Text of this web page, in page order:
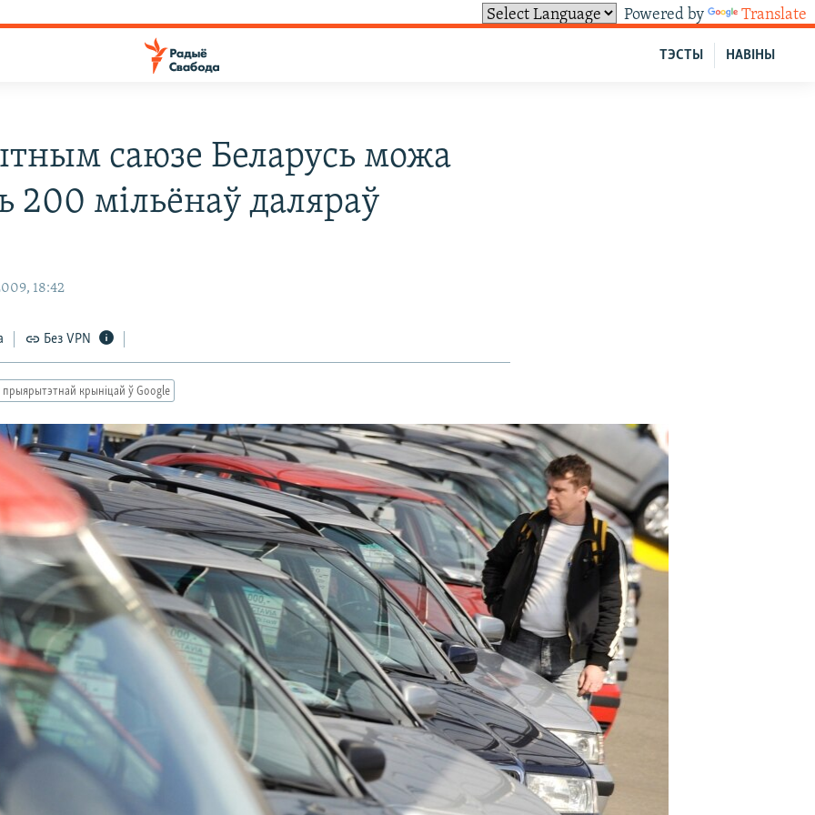
Powered by Translate
НАВІНЫ
ТЭСТЫ
саюзе Беларусь можа
200 мільёнаў даляраў
18:42
Без VPN
прыярытэтнай крыніцай ў Google